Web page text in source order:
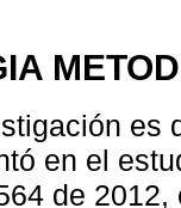
es
en el
de